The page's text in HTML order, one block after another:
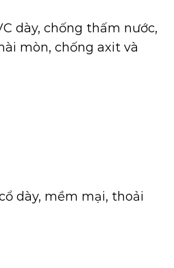
dày, chống thấm nước,
mòn, chống axit và
dày, mềm mại, thoải